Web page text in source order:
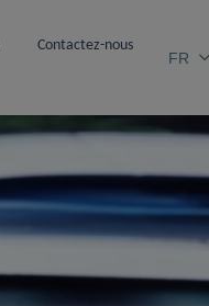
Contactez-nous
FR